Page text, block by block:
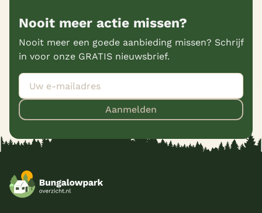
Nooit meer actie missen?
Nooit meer een goede aanbieding missen? Schrijf
in voor onze GRATIS nieuwsbrief.
Aanmelden